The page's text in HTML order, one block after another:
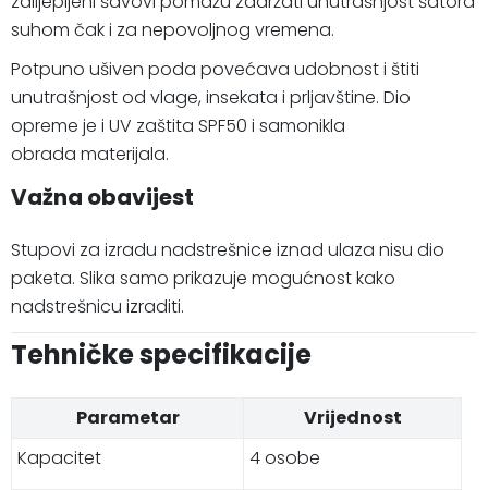
suhom čak i za nepovoljnog vremena.
Potpuno ušiven poda povećava udobnost i štiti
unutrašnjost od vlage, insekata i prljavštine. Dio
opreme je i UV zaštita SPF50 i samonikla
obrada materijala.
Važna obavijest
Stupovi za izradu nadstrešnice iznad ulaza nisu dio
paketa. Slika samo prikazuje mogućnost kako
nadstrešnicu izraditi.
Tehničke specifikacije
Parametar
Vrijednost
Kapacitet
4 osobe